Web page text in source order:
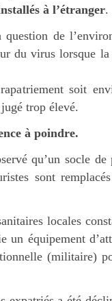
à l’étranger.
de
du virus lorsque
soit
trop élevé.
à poindre.
qu’un socle
sont
locales
un équipement
(militaire)